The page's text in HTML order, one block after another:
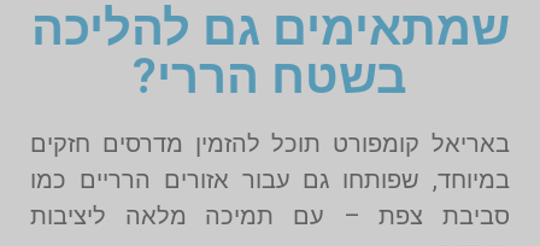
שמתאימים גם להליכה
בשטח הררי?
באריאל קומפורט תוכל להזמין מדרסים חזקים
במיוחד, שפותחו גם עבור אזורים הרריים כמו
סביבת צפת – עם תמיכה מלאה ליציבות